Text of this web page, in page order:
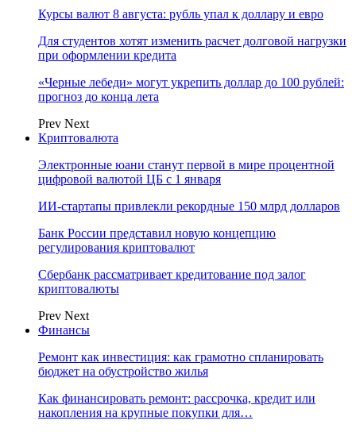
Курсы валют 8 августа: рубль упал к доллару и евро
Для студентов хотят изменить расчет долговой нагрузки
при оформлении кредита
«Черные лебеди» могут укрепить доллар до 100 рублей:
прогноз до конца лета
Prev Next
Криптовалюта
Электронные юани станут первой в мире процентной
цифровой валютой ЦБ с 1 января
ИИ-стартапы привлекли рекордные 150 млрд долларов
Банк России представил новую концепцию
регулирования криптовалют
Сбербанк рассматривает кредитование под залог
криптовалюты
Prev Next
Финансы
Ремонт как инвестиция: как грамотно спланировать
бюджет на обустройство жилья
Как финансировать ремонт: рассрочка, кредит или
накопления на крупные покупки для…